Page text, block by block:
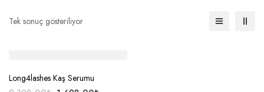
Tek sonuç gösteriliyor
Long4lashes Kaş Serumu